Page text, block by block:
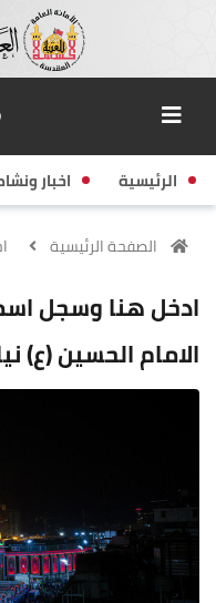
الرئيسية اخبار
الصفحة الرئيسية
ادخل هنا وسجل
الامام الحسين (ع)